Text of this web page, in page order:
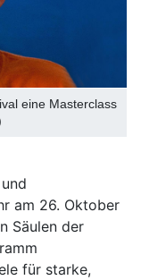
eine Masterclass
am 26. Oktober
Säulen der
für starke,